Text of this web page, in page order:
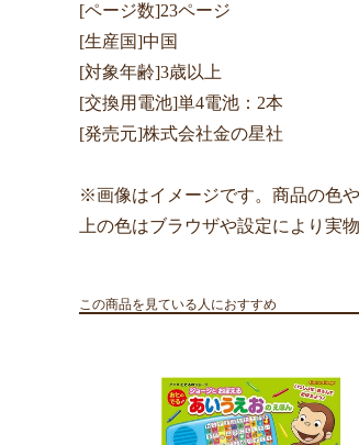
[ページ数]23ページ
[生産国]中国
[対象年齢]3歳以上
[交換用電池]単4電池：2本
[発売元]株式会社金の星社
※画像はイメージです。商品の色
上の色はブラウザや設定により実
この商品を見ている人におすすめ